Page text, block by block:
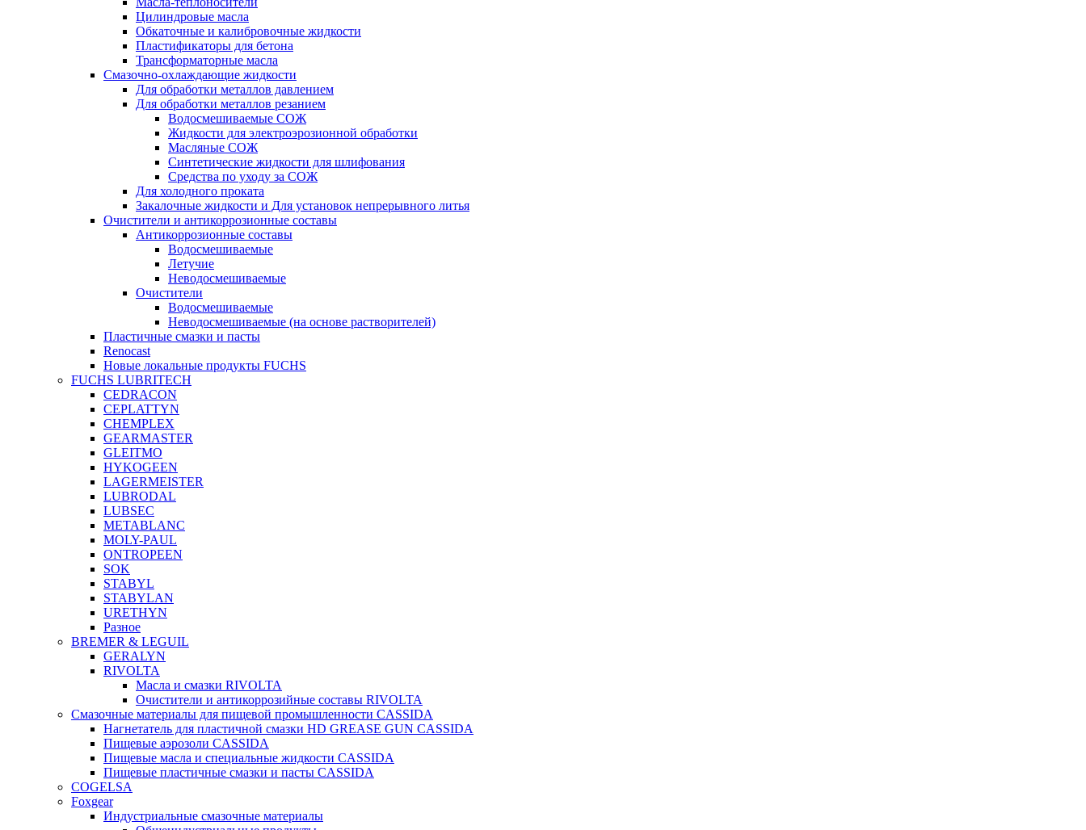
Цилиндровые масла
Обкаточные и калибровочные жидкости
Пластификаторы для бетона
Трансформаторные масла
Смазочно-охлаждающие жидкости
Для обработки металлов давлением
Для обработки металлов резанием
Водосмешиваемые СОЖ
Жидкости для электроэрозионной обработки
Масляные СОЖ
Синтетические жидкости для шлифования
Средства по уходу за СОЖ
Для холодного проката
Закалочные жидкости и Для установок непрерывного литья
Очистители и антикоррозионные составы
Антикоррозионные составы
Водосмешиваемые
Летучие
Неводосмешиваемые
Очистители
Водосмешиваемые
Неводосмешиваемые (на основе растворителей)
Пластичные смазки и пасты
Renocast
Новые локальные продукты FUCHS
FUCHS LUBRITECH
CEDRACON
CEPLATTYN
CHEMPLEX
GEARMASTER
GLEITMO
HYKOGEEN
LAGERMEISTER
LUBRODAL
LUBSEC
METABLANC
MOLY-PAUL
ONTROPEEN
SOK
STABYL
STABYLAN
URETHYN
Разное
BREMER & LEGUIL
GERALYN
RIVOLTA
Масла и смазки RIVOLTA
Очистители и антикоррозийные составы RIVOLTA
Смазочные материалы для пищевой промышленности CASSIDA
Нагнетатель для пластичной смазки HD GREASE GUN CASSIDA
Пищевые аэрозоли CASSIDA
Пищевые масла и специальные жидкости CASSIDA
Пищевые пластичные смазки и пасты CASSIDA
COGELSA
Foxgear
Индустриальные смазочные материалы